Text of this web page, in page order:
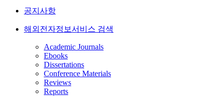
공지사항
해외전자정보서비스 검색
Academic Journals
Ebooks
Dissertations
Conference Materials
Reviews
Reports